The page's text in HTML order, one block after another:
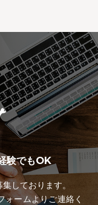
験でもOK
しております。
ームよりご連絡く